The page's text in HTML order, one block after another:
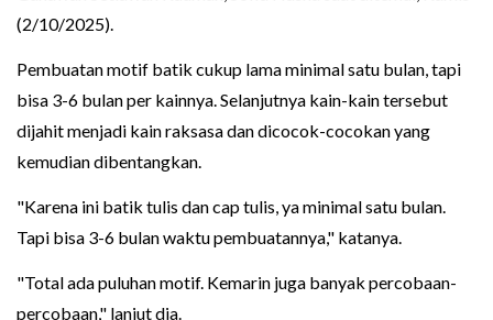
(2/10/2025).
Pembuatan motif batik cukup lama minimal satu bulan, tapi
bisa 3-6 bulan per kainnya. Selanjutnya kain-kain tersebut
dijahit menjadi kain raksasa dan dicocok-cocokan yang
kemudian dibentangkan.
"Karena ini batik tulis dan cap tulis, ya minimal satu bulan.
Tapi bisa 3-6 bulan waktu pembuatannya," katanya.
"Total ada puluhan motif. Kemarin juga banyak percobaan-
percobaan," lanjut dia.